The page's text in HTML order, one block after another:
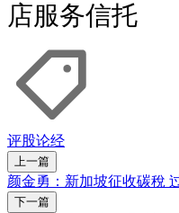
店服务信托
评股论经
上一篇
颜金勇：新加坡征收碳稅
下一篇